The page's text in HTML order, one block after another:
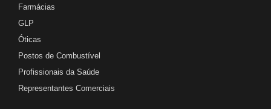
Farmácias
GLP
Óticas
Postos de Combustível
Profissionais da Saúde
Representantes Comerciais